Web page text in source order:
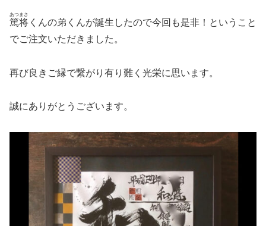
篤将
あつまさ
くんの弟くんが誕生したので今回も是非！ということ
でご注文いただきました。
再び良きご縁で繋がり有り難く光栄に思います。
誠にありがとうございます。